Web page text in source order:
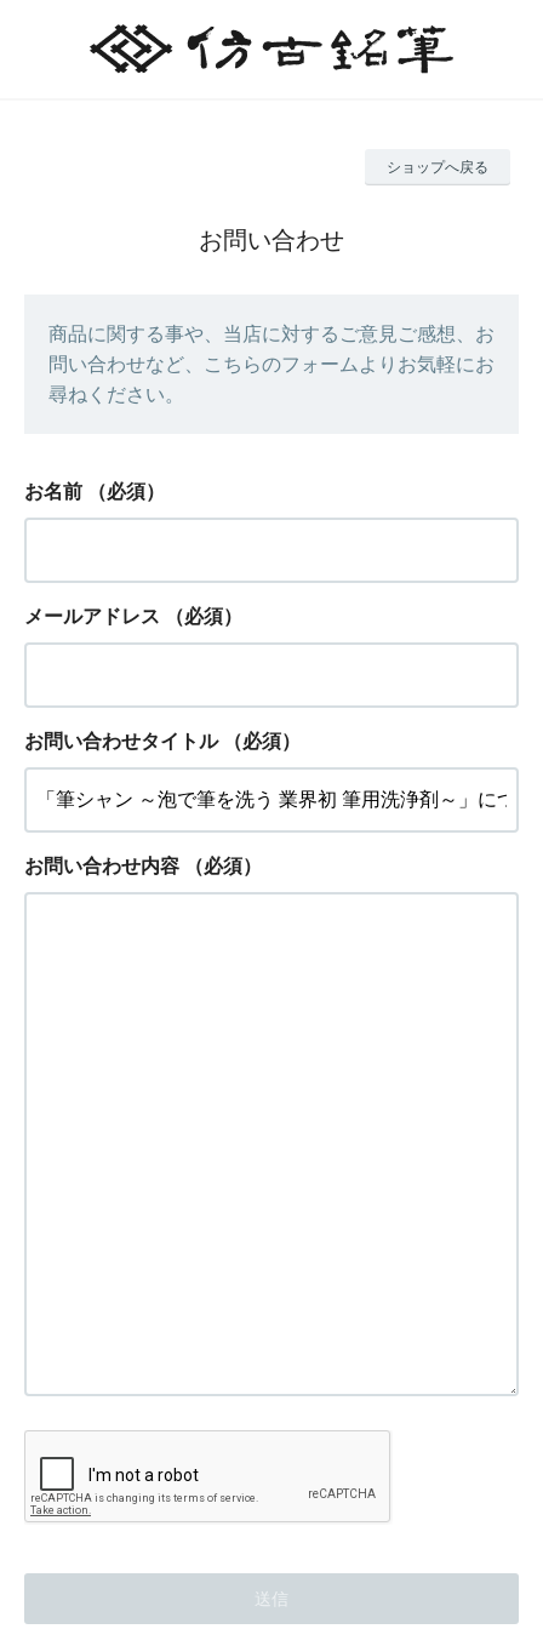
ショップへ戻る
お問い合わせ
商品に関する事や、当店に対するご意見ご感想、お
問い合わせなど、こちらのフォームよりお気軽にお
尋ねください。
お名前 （必須）
メールアドレス （必須）
お問い合わせタイトル （必須）
お問い合わせ内容 （必須）